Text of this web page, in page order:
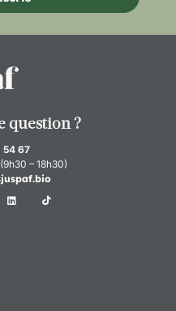
question ?
54 67
– 18h30)